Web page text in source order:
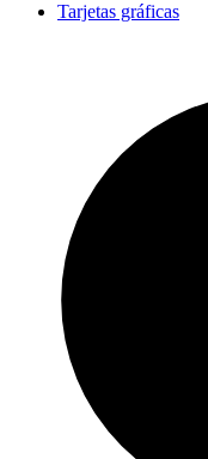
Tarjetas gráficas